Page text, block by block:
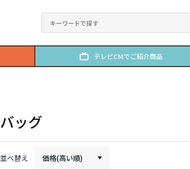
テレビCMでご紹介商品
バッグ
並べ替え 価格(高い順)